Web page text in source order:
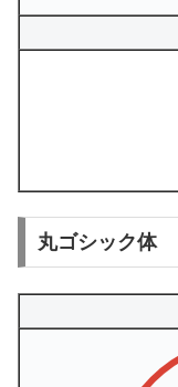
丸ゴシック体